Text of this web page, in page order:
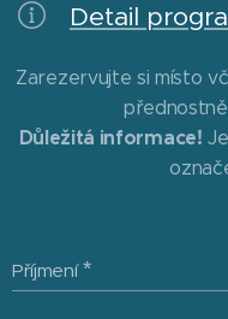
Detail
Zarezervujte si místo
Důležitá informace!
Příjmení